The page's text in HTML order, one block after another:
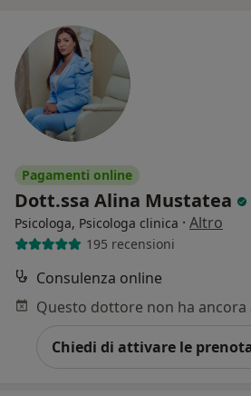
Pagamenti online
Dott.ssa Alina Mustatea
Psicologa, Psicologa clinica · Altro
195 recensioni
Consulenza online
Chiedi di attivare le